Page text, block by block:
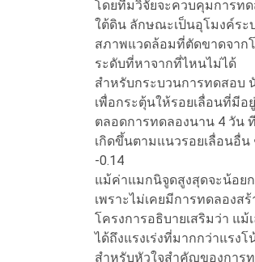
โดยทีมวิจัยจะควบคุมการทด
ใต้ดิน ลักษณะเป็นอุโมงค์ระ
สภาพแวดล้อมที่ตัดขาดจาก
ระดับที่หาจากที่ไหนไม่ได้
สำหรับกระบวนการทดสอบ
เพื่อกระตุ้นให้รอยเลื่อนที่มีอ
ตลอดการทดลองนาน 4 วัน
เกิดขึ้นตามแนวรอยเลื่อนอื่น
-0.14
แม้ค่าแมกนิจูดสูงสุดจะน้อย
เพราะไม่เคยมีการทดลอง
โครงการอธิบายเสริมว่า แ
ได้ถึงแรงเร่งที่มากกว่าแรง
สำหรับหัวใจสำคัญของการท